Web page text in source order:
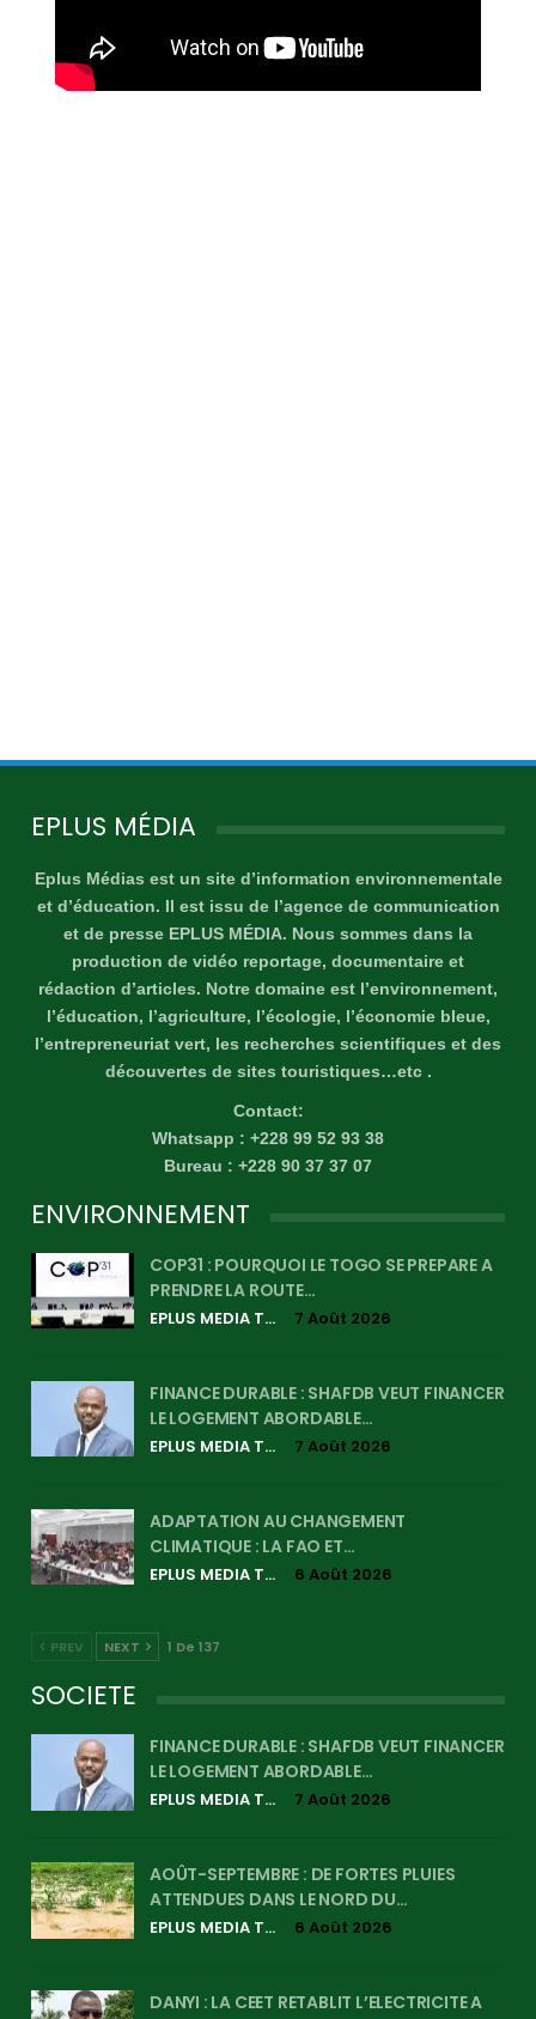
EPLUS MÉDIA
Eplus Médias est un site d’information environnementale
et d’éducation. Il est issu de l’agence de communication
et de presse EPLUS MÉDIA. Nous sommes dans la
production de vidéo reportage, documentaire et
rédaction d’articles. Notre domaine est l’environnement,
l’éducation, l’agriculture, l’écologie, l’économie bleue,
l’entrepreneuriat vert, les recherches scientifiques et des
découvertes de sites touristiques…etc .
Contact:
Whatsapp : +228 99 52 93 38
Bureau : +228 90 37 37 07
ENVIRONNEMENT
COP31 : POURQUOI LE TOGO SE PREPARE A
PRENDRE LA ROUTE…
EPLUS MEDIA TV 7 Août 2026
FINANCE DURABLE : SHAFDB VEUT FINANCER
LE LOGEMENT ABORDABLE…
EPLUS MEDIA TV 7 Août 2026
ADAPTATION AU CHANGEMENT
CLIMATIQUE : LA FAO ET…
EPLUS MEDIA TV 6 Août 2026
PREV NEXT 1 De 137
SOCIETE
FINANCE DURABLE : SHAFDB VEUT FINANCER
LE LOGEMENT ABORDABLE…
EPLUS MEDIA TV 7 Août 2026
AOÛT-SEPTEMBRE : DE FORTES PLUIES
ATTENDUES DANS LE NORD DU…
EPLUS MEDIA TV 6 Août 2026
DANYI : LA CEET RETABLIT L’ELECTRICITE A